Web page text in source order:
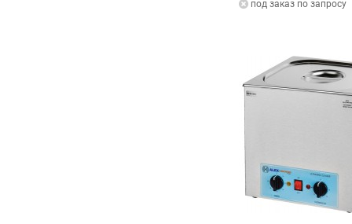
под заказ по запросу